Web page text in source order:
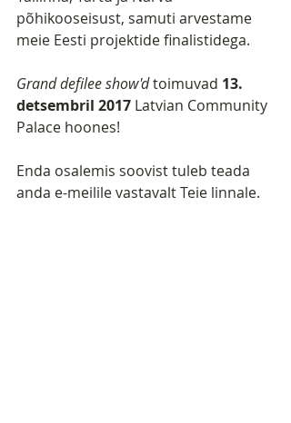
põhikooseisust, samuti arvestame
meie Eesti projektide finalistidega.
Grand defilee show'd toimuvad 13.
detsembril 2017 Latvian Community
Palace hoones!
Enda osalemis soovist tuleb teada
anda e-meilile vastavalt Teie linnale.